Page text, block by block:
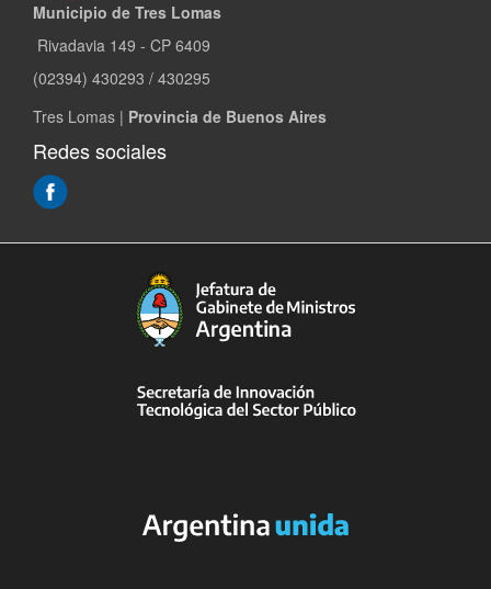
Municipio de Tres Lomas
Rivadavia 149 - CP 6409
(02394) 430293 / 430295
Tres Lomas | Provincia de Buenos Aires
Redes sociales